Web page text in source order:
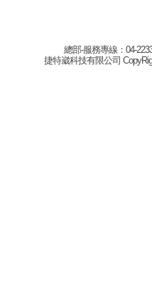
總部-服務專線：04-
捷特崴科技有限公司